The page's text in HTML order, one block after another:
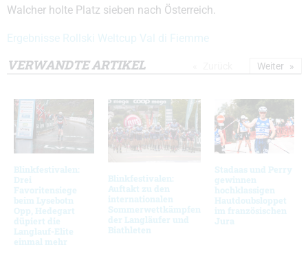
Walcher holte Platz sieben nach Österreich.
Ergebnisse Rollski Weltcup Val di Fiemme
VERWANDTE ARTIKEL
Blinkfestivalen:
Drei
Favoritensiege
beim Lysebotn
Opp, Hedegart
düpiert die
Langlauf-Elite
einmal mehr
Blinkfestivalen:
Auftakt zu den
internationalen
Sommerwettkämpfen
der Langläufer und
Biathleten
Stadaas und Perry
gewinnen
hochklassigen
Hautdoubsloppet
im französischen
Jura
Weiter